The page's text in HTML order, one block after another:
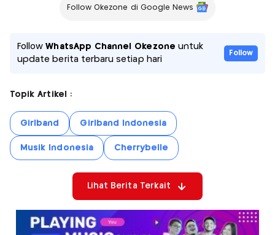
Follow Okezone di Google News
FollowWhatsApp Channel Okezone untuk
update berita terbaru setiap hari
Follow
Topik Artikel :
Girlband Girlband Indonesia
Musik Indonesia Cherrybelle
Lihat Berita Terkait